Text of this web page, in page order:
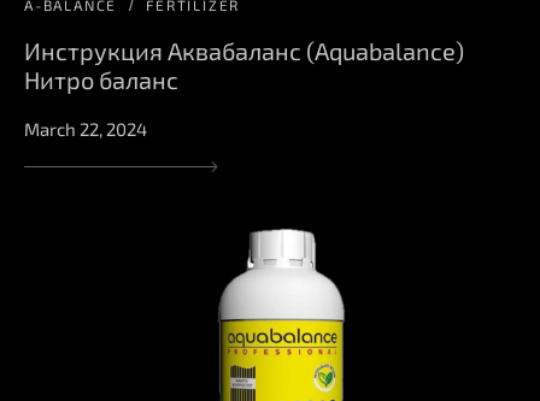
A-BALANCE FERTILIZER
Инструкция Аквабаланс (Aquabalance)
Нитро баланс
March 22, 2024